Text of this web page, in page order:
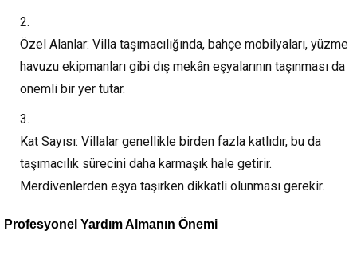
Özel Alanlar: Villa taşımacılığında, bahçe mobilyaları, yüzme
havuzu ekipmanları gibi dış mekân eşyalarının taşınması da
önemli bir yer tutar.
Kat Sayısı: Villalar genellikle birden fazla katlıdır, bu da
taşımacılık sürecini daha karmaşık hale getirir.
Merdivenlerden eşya taşırken dikkatli olunması gerekir.
Profesyonel Yardım Almanın Önemi